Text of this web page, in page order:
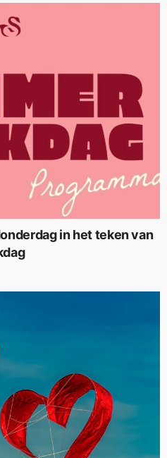
in het teken van